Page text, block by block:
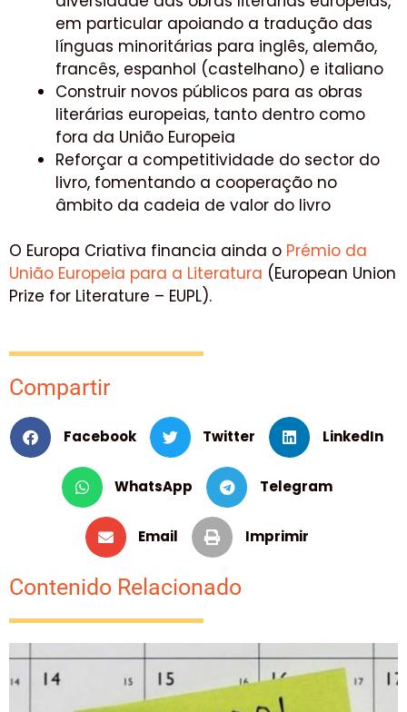
em particular apoiando a tradução das
línguas minoritárias para inglês, alemão,
francês, espanhol (castelhano) e italiano
Construir novos públicos para as obras
literárias europeias, tanto dentro como
fora da União Europeia
Reforçar a competitividade do sector do
livro, fomentando a cooperação no
âmbito da cadeia de valor do livro
O Europa Criativa financia ainda o Prémio da
União Europeia para a Literatura (European Union
Prize for Literature – EUPL).
Compartir
Facebook Twitter LinkedIn
WhatsApp Telegram
Email Imprimir
Contenido Relacionado